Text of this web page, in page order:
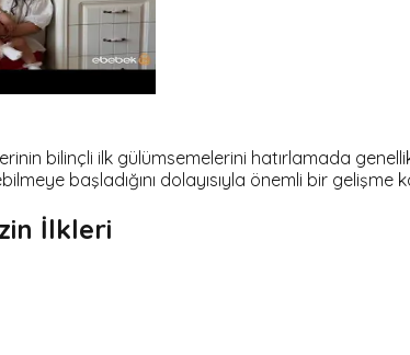
bilinçli ilk gülümsemelerini hatırlamada
başladığını dolayısıyla önemli bir
İlkleri